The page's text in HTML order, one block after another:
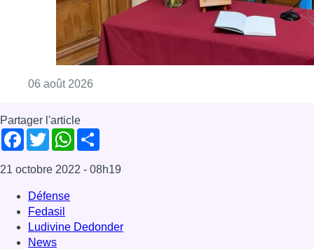
06 août 2026
Partager l'article
Facebook
TwitterWhatsApp
21 octobre 2022 - 08h19
Défense
Fedasil
Ludivine Dedonder
News